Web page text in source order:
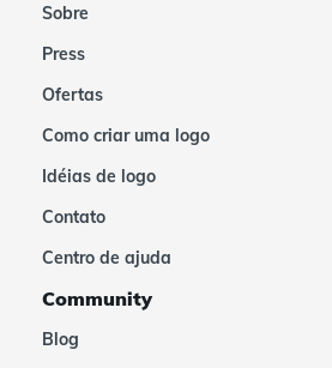
Sobre
Press
Ofertas
Como criar uma logo
Idéias de logo
Contato
Centro de ajuda
Community
Blog